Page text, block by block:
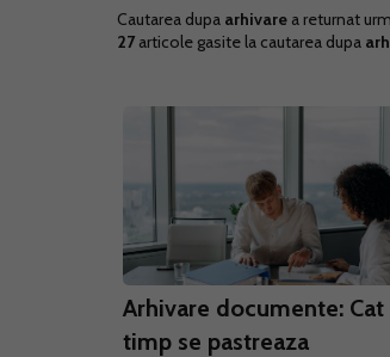
Cautarea dupa arhivare a returnat
27 articole gasite la cautarea dupa
Arhivare documente: Cat
timp se pastreaza